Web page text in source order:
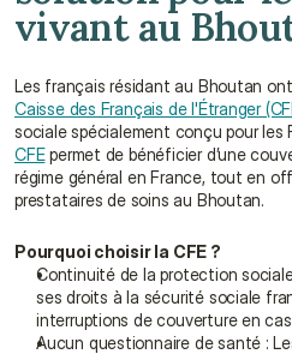
vivant au
Caisse des Français de l'Étranger
CFE permet de bénéficier d’une
régime général en France, tout en
prestataires de soins au Bhoutan.
Pourquoi choisir la CFE ?
Continuité de la protection
ses droits à la sécurité sociale
interruptions de couverture en
Aucun questionnaire de santé :